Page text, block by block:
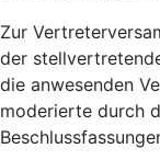
Zur
der
die anwesenden
moderierte durch